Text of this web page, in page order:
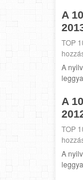
A
TOP
A
A
TOP
A